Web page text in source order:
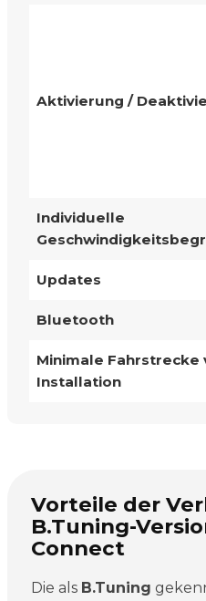
Aktivierung /
Individuelle
Updates
Bluetooth
Minimale Fahrstrecke
Installation
Vorteile der
B.Tuning-
Connect
Die als B.Tuning